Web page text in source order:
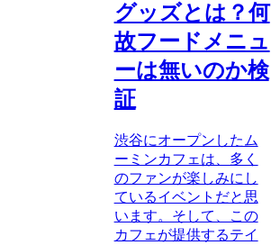
グッズとは？何
故フードメニュ
ーは無いのか検
証
渋谷にオープンしたム
ーミンカフェは、多く
のファンが楽しみにし
ているイベントだと思
います。そして、この
カフェが提供するテイ